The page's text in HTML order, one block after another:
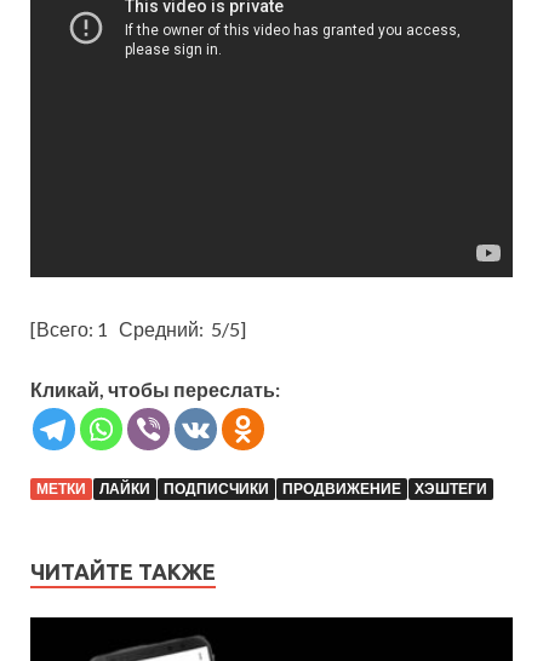
[Всего: 1 Средний: 5/5]
Кликай, чтобы переслать:
МЕТКИ ЛАЙКИ ПОДПИСЧИКИ ПРОДВИЖЕНИЕ ХЭШТЕГИ
ЧИТАЙТЕ ТАКЖЕ